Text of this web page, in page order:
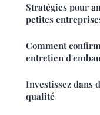
Stratégies pour
petites
Comment
entretien
Investissez dans
qualité